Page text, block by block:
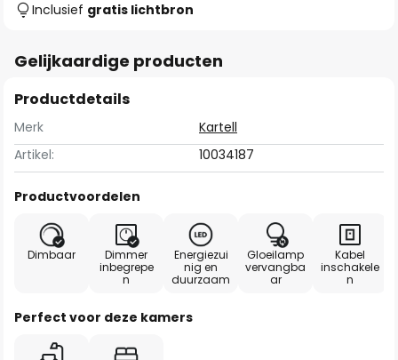
Inclusief gratis lichtbron
Gelijkaardige producten
Productdetails
Merk
Kartell
Artikel:
10034187
Productvoordelen
Dimbaar
Dimmer
inbegrepe
n
Energiezui
nig en
duurzaam
Gloeilamp
vervangba
ar
Kabel
inschakele
n
Perfect voor deze kamers